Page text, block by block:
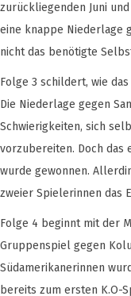
zurückliegenden Juni
eine knappe Niederlage
nicht das benötigte
Folge 3 schildert, wie
Die Niederlage gegen
Schwierigkeiten, sich
vorzubereiten. Doch das
wurde gewonnen.
zweier Spielerinnen das
Folge 4 beginnt mit der
Gruppenspiel gegen
Südamerikanerinnen
bereits zum ersten K.O-